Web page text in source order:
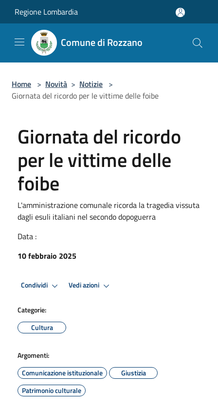
Regione Lombardia
Comune di Rozzano
Home > Novità > Notizie >
Giornata del ricordo per le vittime delle foibe
Giornata del ricordo
per le vittime delle
foibe
L'amministrazione comunale ricorda la tragedia vissuta
dagli esuli italiani nel secondo dopoguerra
Data :
10 febbraio 2025
Condividi Vedi azioni
Categorie:
Cultura
Argomenti:
Comunicazione istituzionale
Giustizia
Patrimonio culturale